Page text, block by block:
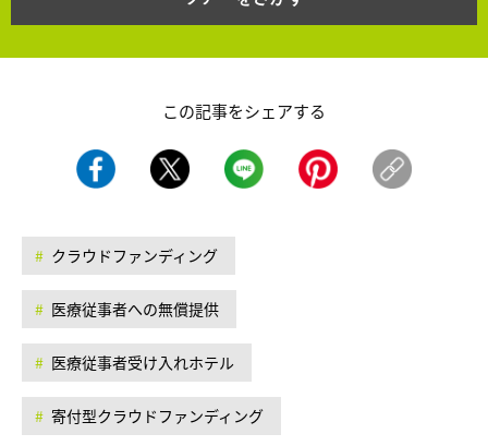
この記事をシェアする
クラウドファンディング
医療従事者への無償提供
医療従事者受け入れホテル
寄付型クラウドファンディング